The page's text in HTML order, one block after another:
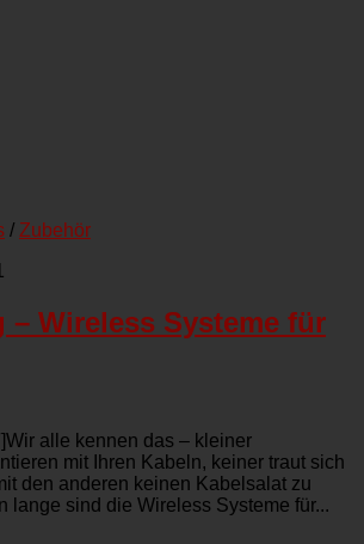
/ Zubehör
– Wireless Systeme für
alle kennen das – kleiner
mit Ihren Kabeln, keiner traut sich
den anderen keinen Kabelsalat zu
lange sind die Wireless Systeme für...